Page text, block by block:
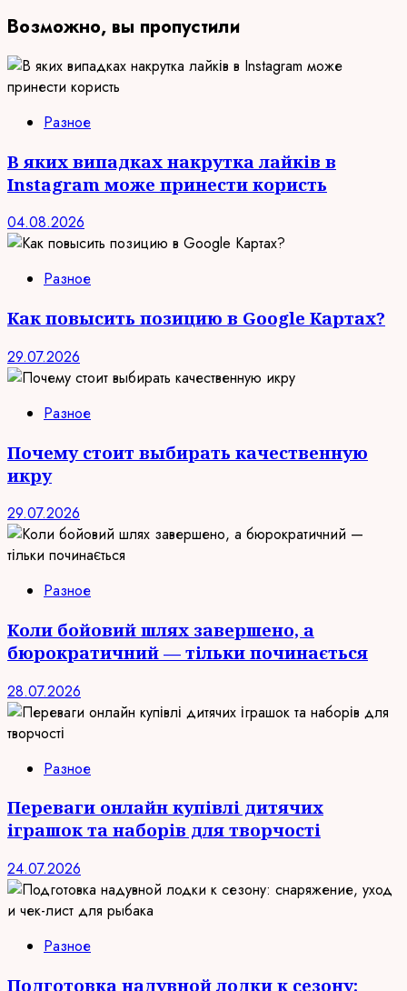
Возможно, вы пропустили
Разное
В яких випадках накрутка лайків в
Instagram може принести користь
04.08.2026
Разное
Как повысить позицию в Google Картах?
29.07.2026
Разное
Почему стоит выбирать качественную
икру
29.07.2026
Разное
Коли бойовий шлях завершено, а
бюрократичний — тільки починається
28.07.2026
Разное
Переваги онлайн купівлі дитячих
іграшок та наборів для творчості
24.07.2026
Разное
Подготовка надувной лодки к сезону: